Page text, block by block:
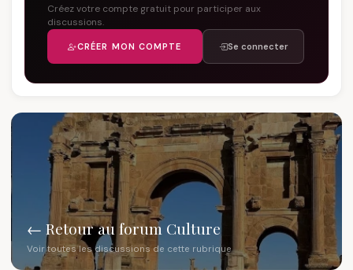
Créez votre compte gratuit pour participer aux
discussions.
CRÉER MON COMPTE Se connecter
← Retour au forum Culture
Voir toutes les discussions de cette rubrique